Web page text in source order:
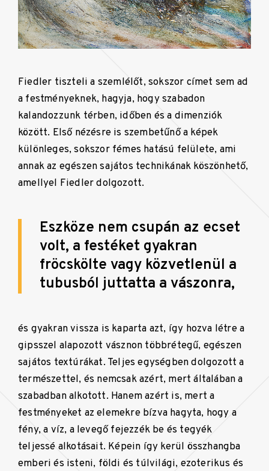
Fiedler tiszteli a szemlélőt, sokszor címet sem ad
a festményeknek, hagyja, hogy szabadon
kalandozzunk térben, időben és a dimenziók
között. Első nézésre is szembetűnő a képek
különleges, sokszor fémes hatású felülete, ami
annak az egészen sajátos technikának köszönhető,
amellyel Fiedler dolgozott.
Eszköze nem csupán az ecset
volt, a festéket gyakran
fröcskölte vagy közvetlenül a
tubusból juttatta a vászonra,
és gyakran vissza is kaparta azt, így hozva létre a
gipsszel alapozott vásznon többrétegű, egészen
sajátos textúrákat. Teljes egységben dolgozott a
természettel, és nemcsak azért, mert általában a
szabadban alkotott. Hanem azért is, mert a
festményeket az elemekre bízva hagyta, hogy a
fény, a víz, a levegő fejezzék be és tegyék
teljessé alkotásait. Képein így kerül összhangba
emberi és isteni, földi és túlvilági, ezoterikus és